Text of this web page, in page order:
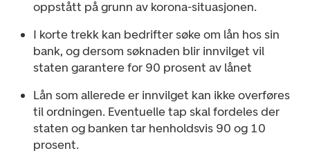
oppstått på grunn av korona-situasjonen.
I korte trekk kan bedrifter søke om lån hos sin
bank, og dersom søknaden blir innvilget vil
staten garantere for 90 prosent av lånet
Lån som allerede er innvilget kan ikke overføres
til ordningen. Eventuelle tap skal fordeles der
staten og banken tar henholdsvis 90 og 10
prosent.